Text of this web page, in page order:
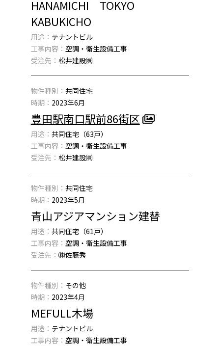
HANAMICHI TOKYO
KABUKICHO
用途： テナントビル
工事内容： 空調・衛生設備工事
受注先： 松井建設㈱
物件種別： 共同住宅
時期： 2023年6月
豊田駅南口駅前86街区
用途： 共同住宅（63戸）
工事内容： 空調・衛生設備工事
受注先： 松井建設㈱
物件種別： 共同住宅
時期： 2023年5月
青山アジアマンション建替
用途： 共同住宅（61戸）
工事内容： 空調・衛生設備工事
受注先： ㈱佐藤秀
物件種別： その他
時期： 2023年4月
MEFULL木場
用途： テナントビル
工事内容： 空調・衛生設備工事